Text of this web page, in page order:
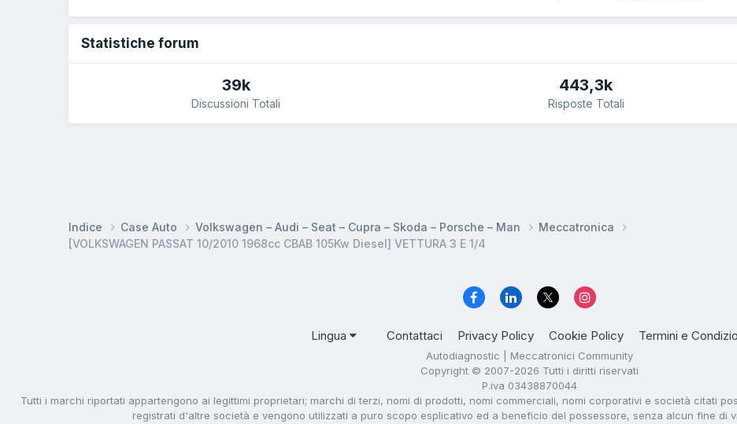
Statistiche forum
39k
Discussioni Totali
443,3k
Risposte Totali
Indice Case Auto Volkswagen – Audi – Seat – Cupra – Skoda – Porsche – Man
Meccatronica
[VOLKSWAGEN PASSAT 10/2010 1968cc CBAB 105Kw Diesel] VETTURA 3 E 1/4
Lingua Contattaci Privacy Policy Cookie Policy Termini e
Autodiagnostic | Meccatronici Community
Copyright © 2007-2026 Tutti i diritti riservati
P.iva 03438870044
Tutti i marchi riportati appartengono ai legittimi proprietari; marchi di terzi, nomi di prodotti, nomi commerciali, nomi corporativi e società citati
registrati d'altre società e vengono utilizzati a puro scopo esplicativo ed a beneficio del possessore, senza alcun fine di